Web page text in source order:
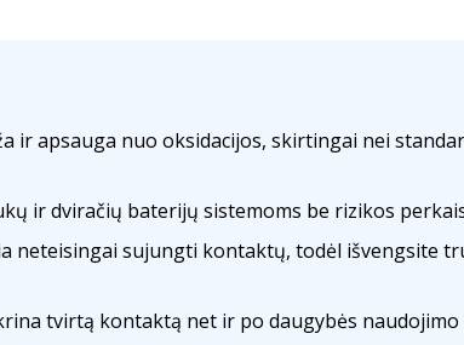
ir apsauga nuo oksidacijos, skirtingai nei
ir dviračių baterijų sistemoms be rizikos
neteisingai sujungti kontaktų, todėl išvengsite
tvirtą kontaktą net ir po daugybės naudojimo